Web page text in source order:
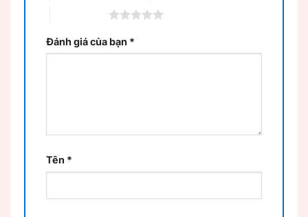
Đánh giá của bạn *
Tên *